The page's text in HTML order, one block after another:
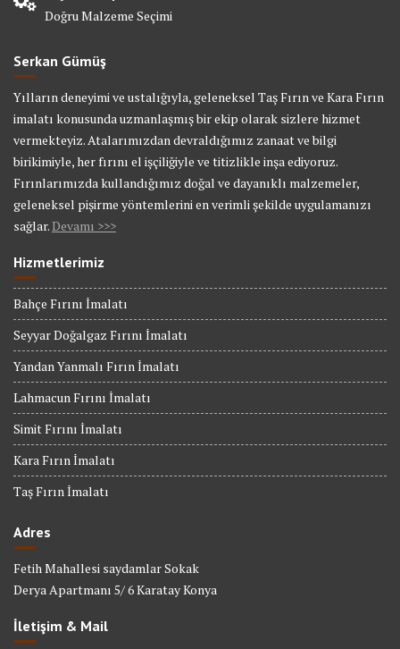
Doğru Malzeme Seçimi
Serkan Gümüş
Yılların deneyimi ve ustalığıyla, geleneksel Taş Fırın ve Kara Fırın
imalatı konusunda uzmanlaşmış bir ekip olarak sizlere hizmet
vermekteyiz. Atalarımızdan devraldığımız zanaat ve bilgi
birikimiyle, her fırını el işçiliğiyle ve titizlikle inşa ediyoruz.
Fırınlarımızda kullandığımız doğal ve dayanıklı malzemeler,
geleneksel pişirme yöntemlerini en verimli şekilde uygulamanızı
sağlar. Devamı >>>
Hizmetlerimiz
Bahçe Fırını İmalatı
Seyyar Doğalgaz Fırını İmalatı
Yandan Yanmalı Fırın İmalatı
Lahmacun Fırını İmalatı
Simit Fırını İmalatı
Kara Fırın İmalatı
Taş Fırın İmalatı
Adres
Fetih Mahallesi saydamlar Sokak
Derya Apartmanı 5/ 6 Karatay Konya
İletişim & Mail